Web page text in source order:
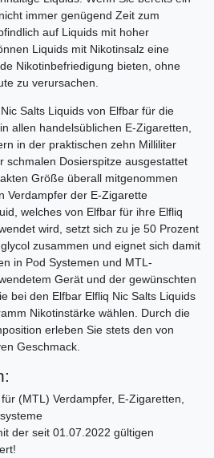
immer genügend Zeit zum
auf Liquids mit hoher
Liquids mit Nikotinsalz eine
Nikotinbefriedigung bieten, ohne
zu verursachen.
Salts Liquids von Elfbar für die
allen handelsüblichen E-Zigaretten,
in der praktischen zehn Milliliter
schmalen Dosierspitze ausgestattet
Größe überall mitgenommen
Verdampfer der E-Zigarette
welches von Elfbar für ihre Elfliq
wird, setzt sich zu je 50 Prozent
zusammen und eignet sich damit
in Pod Systemen und MTL-
Gerät und der gewünschten
bei den Elfbar Elfliq Nic Salts Liquids
Nikotinstärke wählen. Durch die
erleben Sie stets den von
Geschmack.
(MTL) Verdampfer, E-Zigaretten,
der seit 01.07.2022 gültigen